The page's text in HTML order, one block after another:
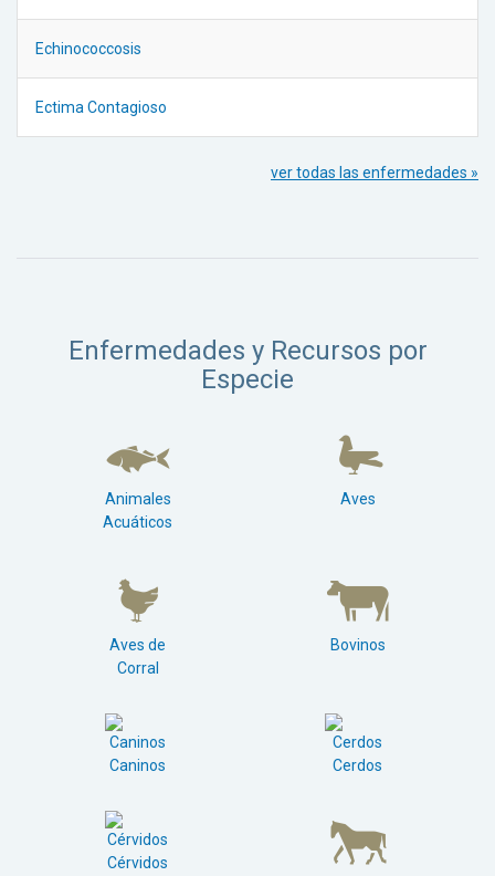
Echinococcosis
Ectima Contagioso
ver todas las enfermedades »
Enfermedades y Recursos por
Especie
Animales
Acuáticos
Aves
Aves de
Corral
Bovinos
Caninos Cerdos
Cérvidos